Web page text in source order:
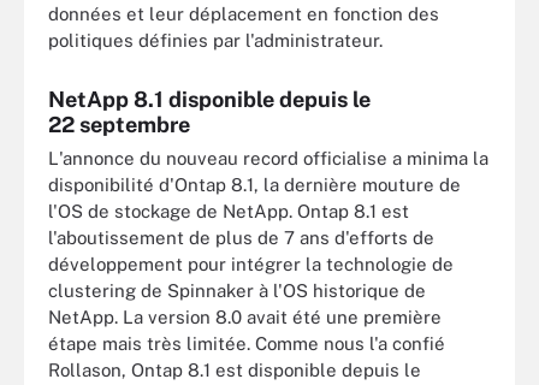
données et leur déplacement en fonction des
politiques définies par l'administrateur.
NetApp 8.1 disponible depuis le
22 septembre
L'annonce du nouveau record officialise a minima la
disponibilité d'Ontap 8.1, la dernière mouture de
l'OS de stockage de NetApp. Ontap 8.1 est
l'aboutissement de plus de 7 ans d'efforts de
développement pour intégrer la technologie de
clustering de Spinnaker à l'OS historique de
NetApp. La version 8.0 avait été une première
étape mais très limitée. Comme nous l'a confié
Rollason, Ontap 8.1 est disponible depuis le